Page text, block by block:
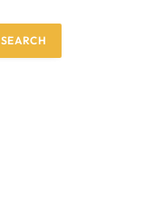
SEARCH